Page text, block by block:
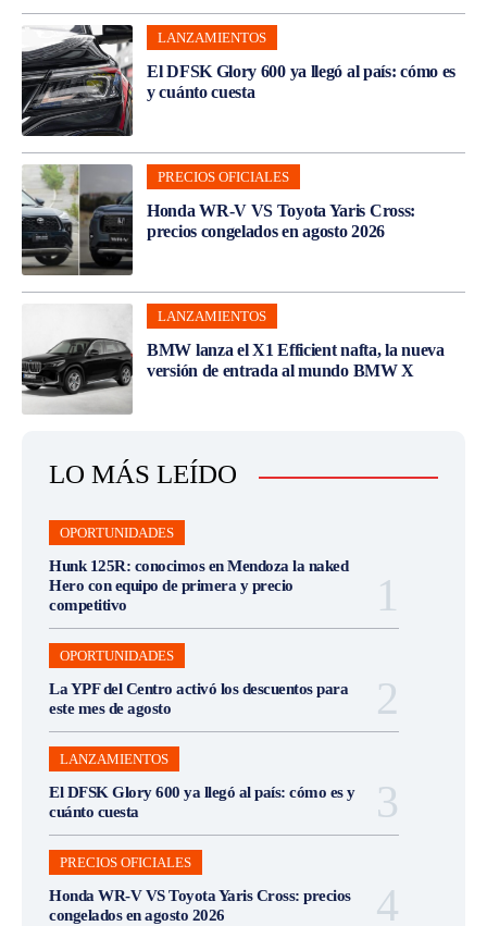
LANZAMIENTOS
El DFSK Glory 600 ya llegó al país: cómo es
y cuánto cuesta
PRECIOS OFICIALES
Honda WR-V VS Toyota Yaris Cross:
precios congelados en agosto 2026
LANZAMIENTOS
BMW lanza el X1 Efficient nafta, la nueva
versión de entrada al mundo BMW X
LO MÁS LEÍDO
OPORTUNIDADES
Hunk 125R: conocimos en Mendoza la naked
Hero con equipo de primera y precio
competitivo
OPORTUNIDADES
La YPF del Centro activó los descuentos para
este mes de agosto
LANZAMIENTOS
El DFSK Glory 600 ya llegó al país: cómo es y
cuánto cuesta
PRECIOS OFICIALES
Honda WR-V VS Toyota Yaris Cross: precios
congelados en agosto 2026